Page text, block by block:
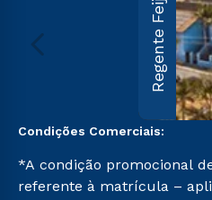
Regente Feijó
Condições Comerciais:
*A condição promocional
referente à matrícula –